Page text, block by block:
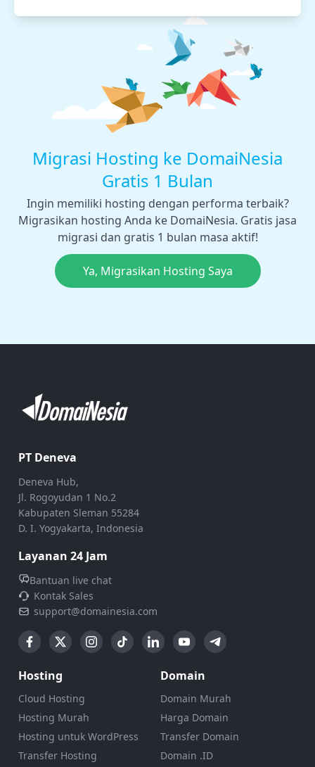
Migrasi Hosting ke DomaiNesia
Gratis 1 Bulan
Ingin memiliki hosting dengan performa terbaik?
Migrasikan hosting Anda ke DomaiNesia. Gratis jasa
migrasi dan gratis 1 bulan masa aktif!
Ya, Migrasikan Hosting Saya
PT Deneva
Deneva Hub,
Jl. Rogoyudan 1 No.2
Kabupaten Sleman 55284
D. I. Yogyakarta, Indonesia
Layanan 24 Jam
Bantuan live chat
Kontak Sales
support@domainesia.com
Hosting
Cloud Hosting
Hosting Murah
Hosting untuk WordPress
Transfer Hosting
Domain
Domain Murah
Harga Domain
Transfer Domain
Domain .ID